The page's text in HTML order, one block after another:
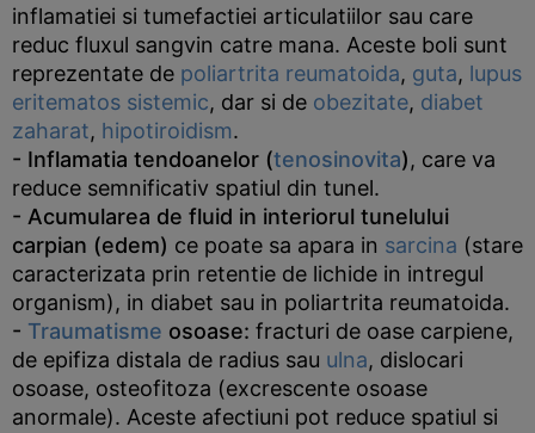
inflamatiei si tumefactiei articulatiilor sau care
reduc fluxul sangvin catre mana. Aceste boli sunt
reprezentate de poliartrita reumatoida, guta, lupus
eritematos sistemic, dar si de obezitate, diabet
zaharat, hipotiroidism.
- Inflamatia tendoanelor (tenosinovita), care va
reduce semnificativ spatiul din tunel.
- Acumularea de fluid in interiorul tunelului
carpian (edem) ce poate sa apara in sarcina (stare
caracterizata prin retentie de lichide in intregul
organism), in diabet sau in poliartrita reumatoida.
- Traumatisme osoase: fracturi de oase carpiene,
de epifiza distala de radius sau ulna, dislocari
osoase, osteofitoza (excrescente osoase
anormale). Aceste afectiuni pot reduce spatiul si